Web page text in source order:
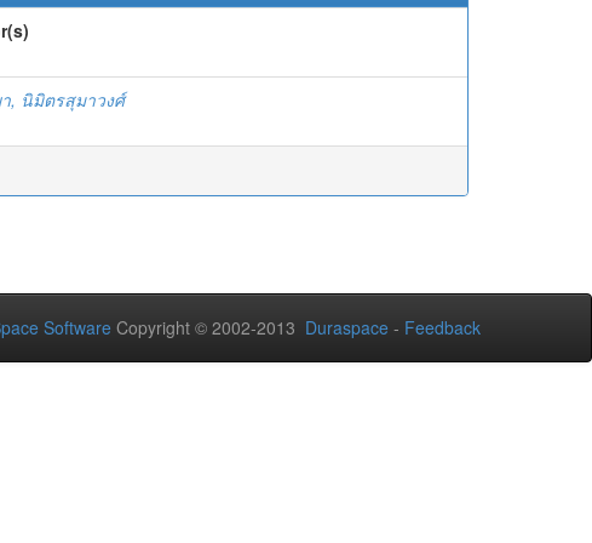
, นิมิตรสุมาวงศ์
Software Copyright © 2002-2013 Duraspace - Feedback